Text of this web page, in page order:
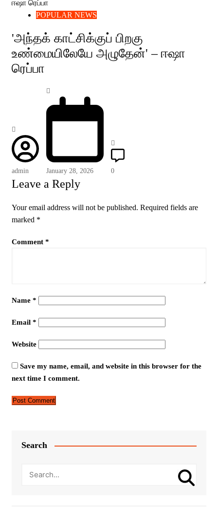
POPULAR NEWS
'அந்தக் காட்சிக்குப் பிறகு
உண்மையிலேயே அழுதேன்' – ஈஷா
ரெப்பா
admin January 28, 2026 0
Leave a Reply
Your email address will not be published. Required fields are
marked *
Comment *
Name *
Email *
Website
Save my name, email, and website in this browser for the
next time I comment.
Search